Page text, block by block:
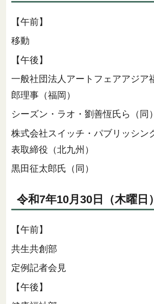
【午前】
移動
【午後】
一般社団法人アートフェアアジア
郎理事（福岡）
シーズン・ラオ・劉善恆氏ら（同）
株式会社スイッチ・パブリッシン
表取締役（北九州）
黒田征太郎氏（同）
令和7年10月30日（木曜日）
【午前】
共生共創部
定例記者会見
【午後】